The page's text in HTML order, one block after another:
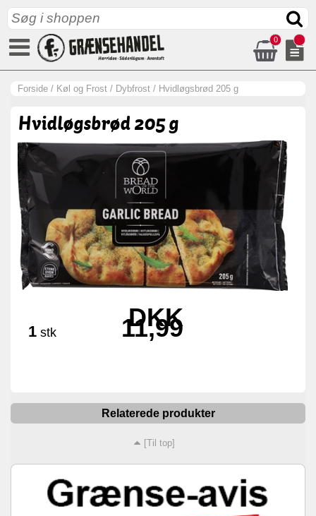
0
Forside / Køl og Frost / Dybfrost / Hvidløgsbrød 205 g
Hvidløgsbrød 205 g
1 stk
DKK
11,99
Relaterede produkter
[Til top]